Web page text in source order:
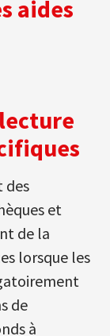
aides
des
et
de la
lorsque les
de
à